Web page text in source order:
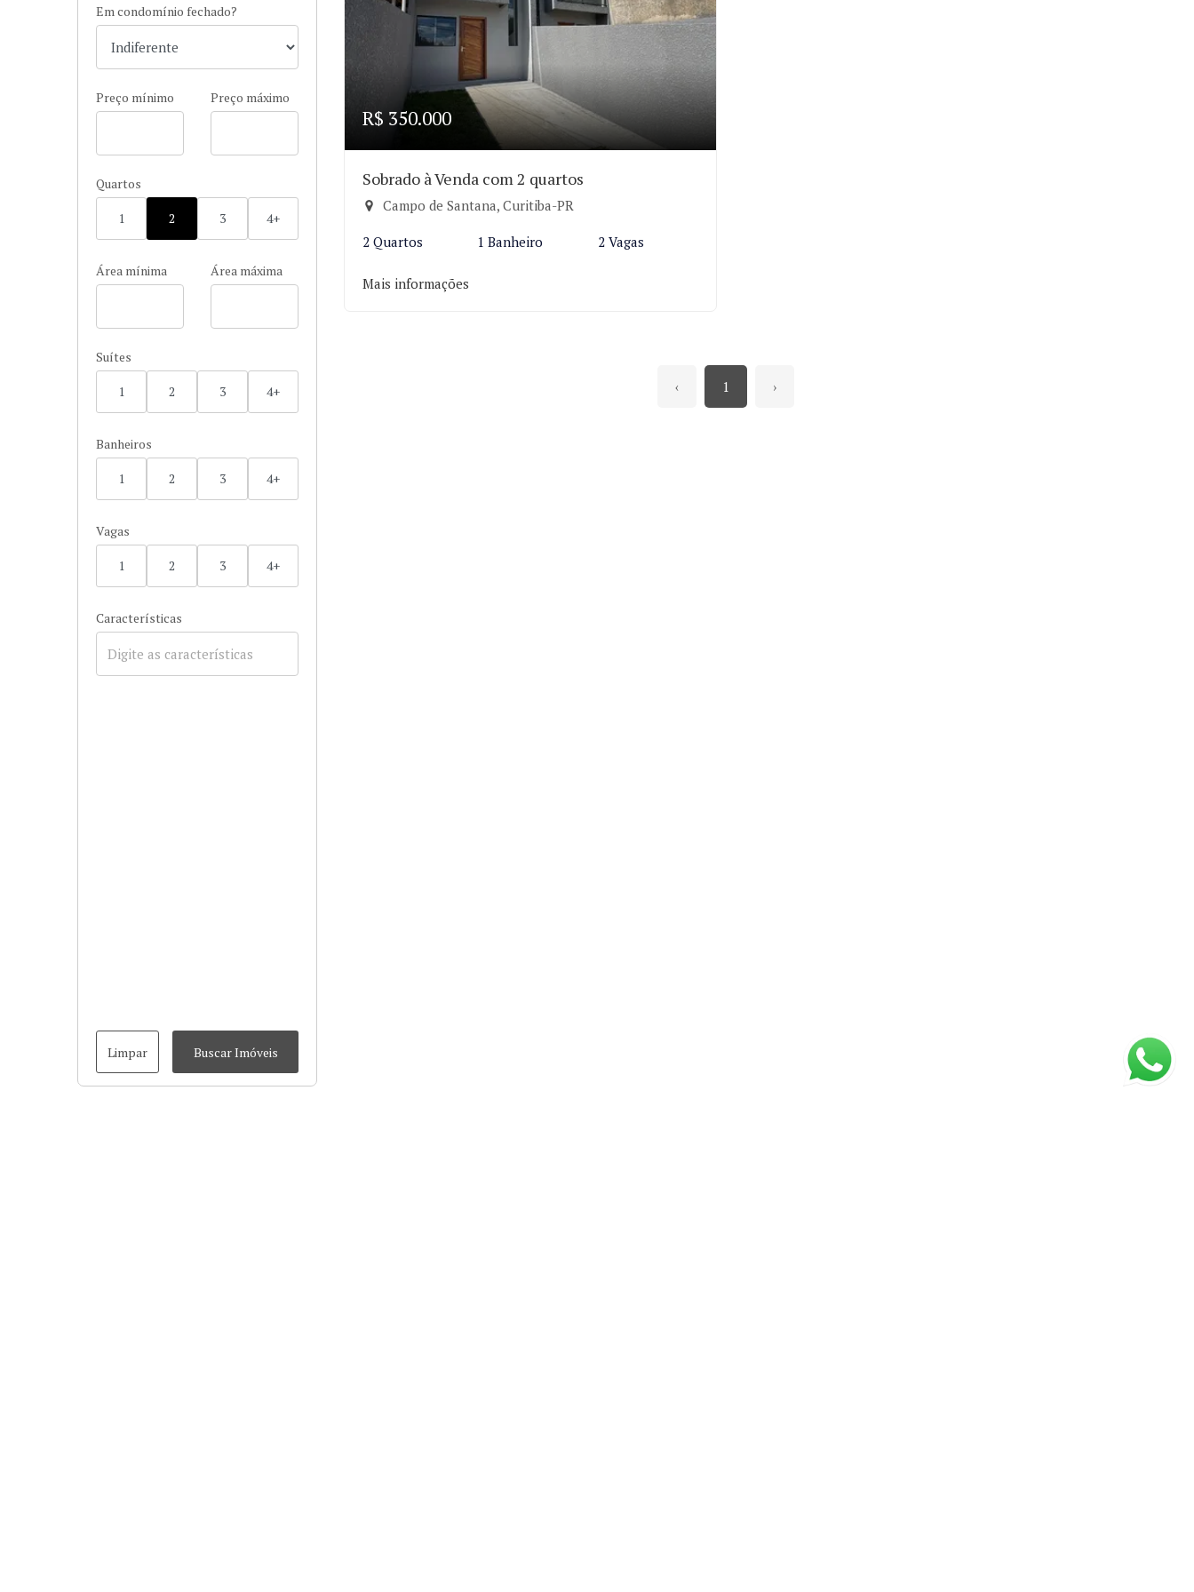
Em condomínio fechado?
Preço mínimo Preço máximo
Quartos
1 2 3 4+
Área mínima Área máxima
Suítes
1 2 3 4+
Banheiros
1 2 3 4+
Vagas
1 2 3 4+
Características
Limpar Buscar Imóveis
R$ 350.000
Sobrado à Venda com 2 quartos
Campo de Santana, Curitiba-PR
2 Quartos 1 Banheiro 2 Vagas
Mais informações
‹ 1 ›